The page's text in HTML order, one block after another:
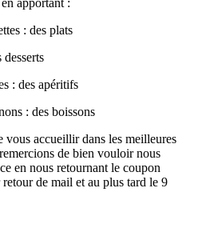
apportant :
: des plats
: des apéritifs
: des boissons
vous accueillir dans les meilleures
de bien vouloir nous
en nous retournant le coupon
retour de mail et au plus tard le 9